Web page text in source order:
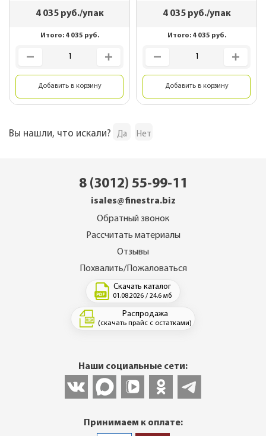
4 035руб./упак
Итого: 4 035 руб.
Добавить в корзину
4 035руб./упак
Итого: 4 035 руб.
Добавить в корзину
Вы нашли, что искали? Да Нет
8 (3012) 55-99-11
isales@finestra.biz
Обратный звонок
Рассчитать материалы
Отзывы
Похвалить/Пожаловаться
Скачать каталог
01.08.2026 / 24.6 мб
Распродажа
(скачать прайс с остатками)
Наши социальные сети:
Принимаем к оплате: